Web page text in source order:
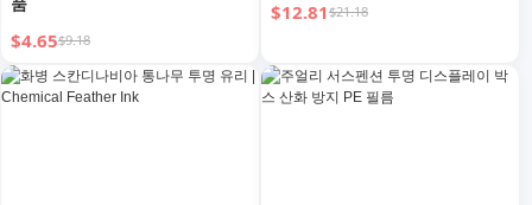
$4.65$9.18
$12.81$21.18